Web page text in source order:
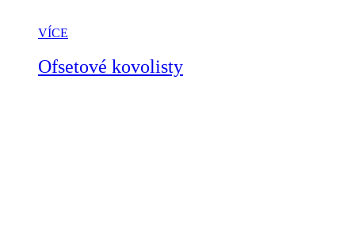
VÍCE
Ofsetové kovolisty